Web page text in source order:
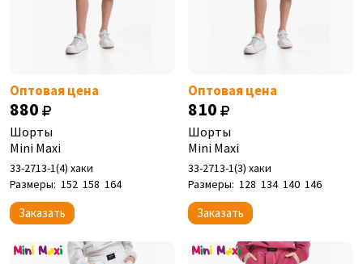
Оптовая цена
880
Шорты
Mini Maxi
33-2713-1(4) хаки
Размеры: 152 158 164
Заказать
Оптовая цена
810
Шорты
Mini Maxi
33-2713-1(3) хаки
Размеры: 128 134 140 146
Заказать